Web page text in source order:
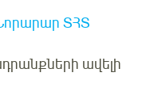
ՏՀՏ
ավելի